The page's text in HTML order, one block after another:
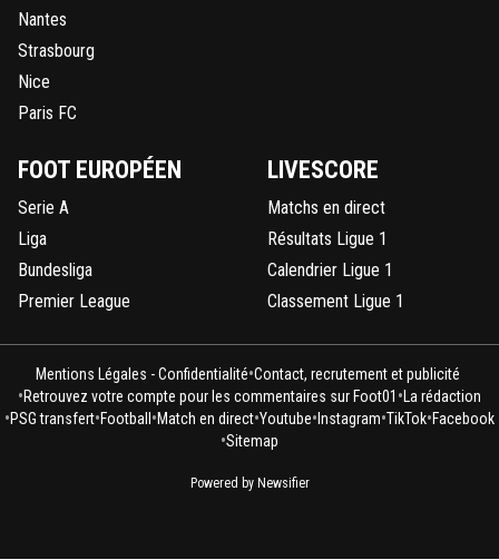
Nantes
Strasbourg
Nice
Paris FC
FOOT EUROPÉEN
Serie A
Liga
Bundesliga
Premier League
LIVESCORE
Matchs en direct
Résultats Ligue 1
Calendrier Ligue 1
Classement Ligue 1
Mentions Légales - Confidentialité•Contact, recrutement et publicité
•Retrouvez votre compte pour les commentaires sur Foot01 • La rédaction
•PSG transfert•Football •Match en direct•Youtube• Instagram•TikTok•Facebook
•Sitemap
Powered by Newsifier